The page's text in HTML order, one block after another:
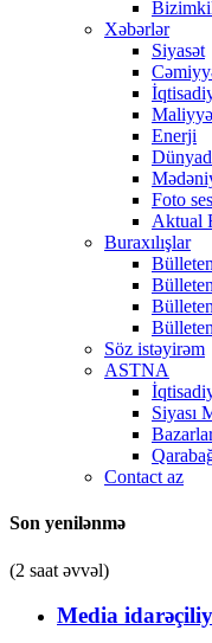
Xəbərlər
Siyasət
Maliyyə
Enerji
Foto
Aktual
Buraxılışlar
Söz istəyirəm
ASTNA
Siyası
Contact az
Son yenilənmə
(2 saat əvvəl)
Media